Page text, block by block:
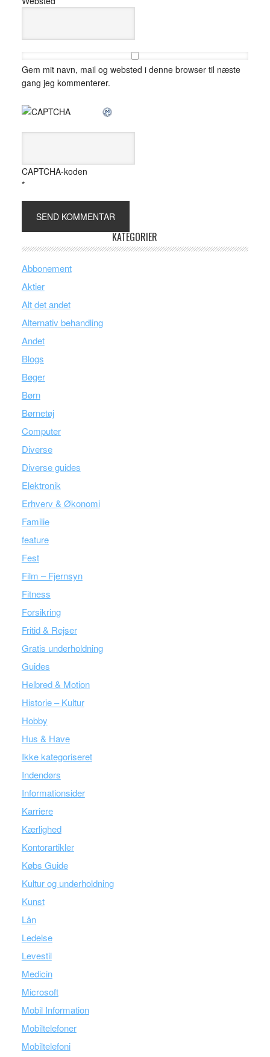
Gem mit navn, mail og websted i denne browser til næste
gang jeg kommenterer.
CAPTCHA-koden
*
KATEGORIER
Abbonement
Aktier
Alt det andet
Alternativ behandling
Andet
Blogs
Bøger
Børn
Børnetøj
Computer
Diverse
Diverse guides
Elektronik
Erhverv & Økonomi
Familie
feature
Fest
Film – Fjernsyn
Fitness
Forsikring
Fritid & Rejser
Gratis underholdning
Guides
Helbred & Motion
Historie – Kultur
Hobby
Hus & Have
Ikke kategoriseret
Indendørs
Informationsider
Karriere
Kærlighed
Kontorartikler
Købs Guide
Kultur og underholdning
Kunst
Lån
Ledelse
Levestil
Medicin
Microsoft
Mobil Information
Mobiltelefoner
Mobiltelefoni